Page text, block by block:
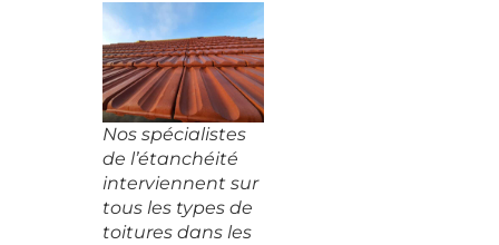
Nos spécialistes
de l’étanchéité
interviennent sur
tous les types de
toitures dans les